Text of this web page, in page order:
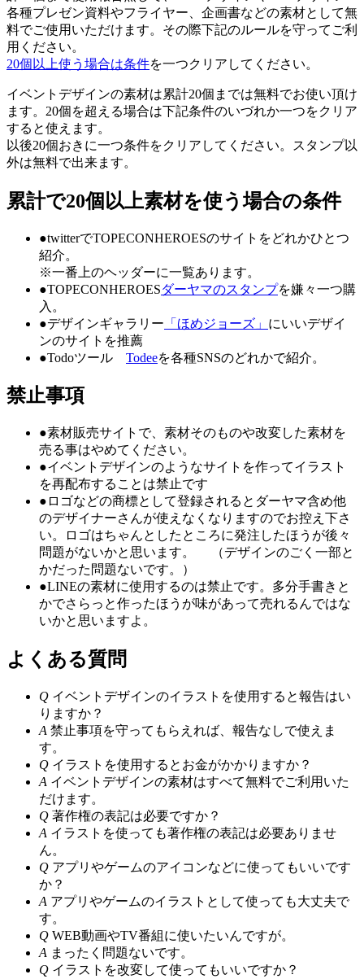
各種プレゼン資料やフライヤー、企画書などの素材として無
料でご使用いただけます。その際下記のルールを守ってご利
用ください。
20個以上使う場合は条件を一つクリアしてください。
イベントデザインの素材は累計20個までは無料でお使い頂け
ます。20個を超える場合は下記条件のいづれか一つをクリア
すると使えます。
以後20個おきに一つ条件をクリアしてください。スタンプ以
外は無料で出来ます。
累計で20個以上素材を使う場合の条件
●twitterでTOPECONHEROESのサイトをどれかひとつ
紹介。
※一番上のヘッダーに一覧あります。
●TOPECONHEROESダーヤマのスタンプを嫌々一つ購
入。
●デザインギャラリー 「ほめジョーズ」 にいいデザイ
ンのサイトを推薦
●Todoツール Todeeを各種SNSのどれかで紹介。
禁止事項
●素材販売サイトで、素材そのものや改変した素材を
売る事はやめてください。
●イベントデザインのようなサイトを作ってイラスト
を再配布することは禁止です
● ロゴなどの商標として登録されるとダーヤマ含め他
のデザイナーさんが使えなくなりますのでお控え下さ
い。ロゴはちゃんとしたところに発注したほうが後々
問題がないかと思います。 （デザインのごく一部と
かだった問題ないです。）
●LINEの素材に使用するのは禁止です。多分手書きと
かでさらっと作ったほうが味があって売れるんではな
いかと思いますよ。
よくある質問
Q イベントデザインのイラストを使用すると報告はい
りますか？
A 禁止事項を守ってもらえれば、報告なしで使えま
す。
Q イラストを使用するとお金がかかりますか？
A イベントデザインの素材はすべて無料でご利用いた
だけます。
Q 著作権の表記は必要ですか？
A イラストを使っても著作権の表記は必要ありませ
ん。
Q アプリやゲームのアイコンなどに使ってもいいです
か？
A アプリやゲームのイラストとして使っても大丈夫で
す。
Q WEB動画やTV番組に使いたいんですが。
A まったく問題ないです。
Q イラストを改変して使ってもいいですか？